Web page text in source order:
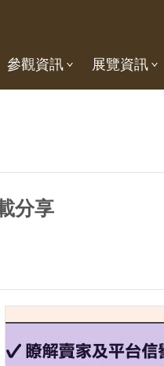
參觀資訊 展覽資訊
分享